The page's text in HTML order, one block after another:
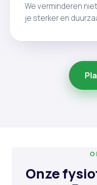
We verminderen
je sterker en
Onze